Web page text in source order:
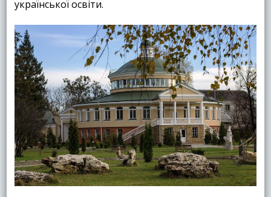
української освіти.